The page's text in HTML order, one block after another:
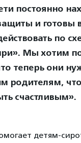
постоянно
и готовы
по
Мы хотим
теперь они
родителям, что
счастливым».
детям-